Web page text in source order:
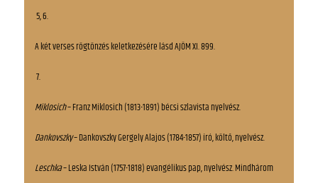
5, 6.
A két verses rögtönzés keletkezésére lásd AJÖM XI. 899.
7.
Miklosich– Franz Miklosich (1813-1891) bécsi szlavista nyelvész.
Dankovszky– Dankovszky Gergely Alajos (1784-1857) író, költő, nyelvész.
Leschka– Leska István (1757-1818) evangélikus pap, nyelvész. Mindhárom